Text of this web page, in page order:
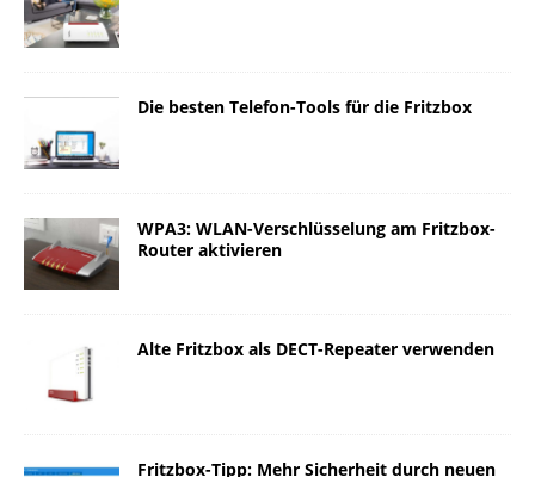
Die besten Telefon-Tools für die Fritzbox
WPA3: WLAN-Verschlüsselung am Fritzbox-
Router aktivieren
Alte Fritzbox als DECT-Repeater verwenden
Fritzbox-Tipp: Mehr Sicherheit durch neuen